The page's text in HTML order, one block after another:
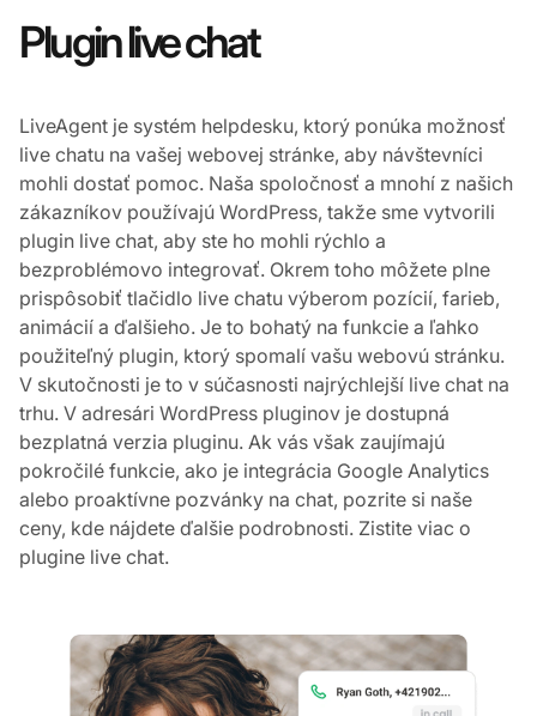
Plugin live chat
LiveAgent je systém helpdesku, ktorý ponúka možnosť
live chatu na vašej webovej stránke, aby návštevníci
mohli dostať pomoc. Naša spoločnosť a mnohí z našich
zákazníkov používajú WordPress, takže sme vytvorili
plugin live chat, aby ste ho mohli rýchlo a
bezproblémovo integrovať. Okrem toho môžete plne
prispôsobiť tlačidlo live chatu výberom pozícií, farieb,
animácií a ďalšieho. Je to bohatý na funkcie a ľahko
použiteľný plugin, ktorý spomalí vašu webovú stránku.
V skutočnosti je to v súčasnosti najrýchlejší live chat na
trhu. V adresári WordPress pluginov je dostupná
bezplatná verzia pluginu. Ak vás však zaujímajú
pokročilé funkcie, ako je integrácia Google Analytics
alebo proaktívne pozvánky na chat, pozrite si naše
ceny, kde nájdete ďalšie podrobnosti. Zistite viac o
plugine live chat.